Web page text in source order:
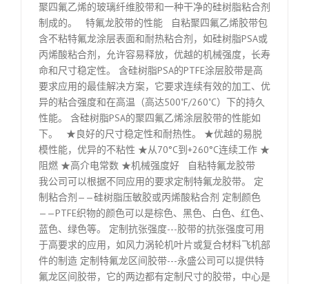
聚四氟乙烯的玻璃纤维胶带和一种干净的硅树脂粘合剂
制成的。 特氟龙胶带的性能 自粘聚四氟乙烯胶带包
含不粘特氟龙涂层表面和耐热粘合剂，如硅树脂PSA或
丙烯酸粘合剂，允许容易释放，优越的机械强度，长寿
命和尺寸稳定性。 含硅树脂PSA的PTFE涂层胶带是高
要求应用的最佳解决方案，它要求连续有效的加工、优
异的粘合强度和在高温（高达500˚F/260˚C）下的持久
性能。 含硅树脂PSA的聚四氟乙烯涂层胶带的性能如
下。 ★良好的尺寸稳定性和耐热性。 ★优越的易脱
模性能，优异的不粘性 ★从70°C到+260°C连续工作 ★
阻燃 ★高介电常数 ★机械强度好 自粘特氟龙胶带
我公司可以根据不同应用的要求定制特氟龙胶带。 定
制粘合剂——硅树脂压敏胶或丙烯酸粘合剂 定制颜色
——PTFE织物的颜色可以是棕色、黑色、白色、红色、
蓝色、绿色等。 定制抗张强度---胶带的抗张强度可用
于高要求的应用，如风力涡轮机叶片或复合材料飞机部
件的制造 定制特氟龙区间胶带---永盛公司可以提供特
氟龙区间胶带，它的两边都有定制尺寸的胶带，中心是